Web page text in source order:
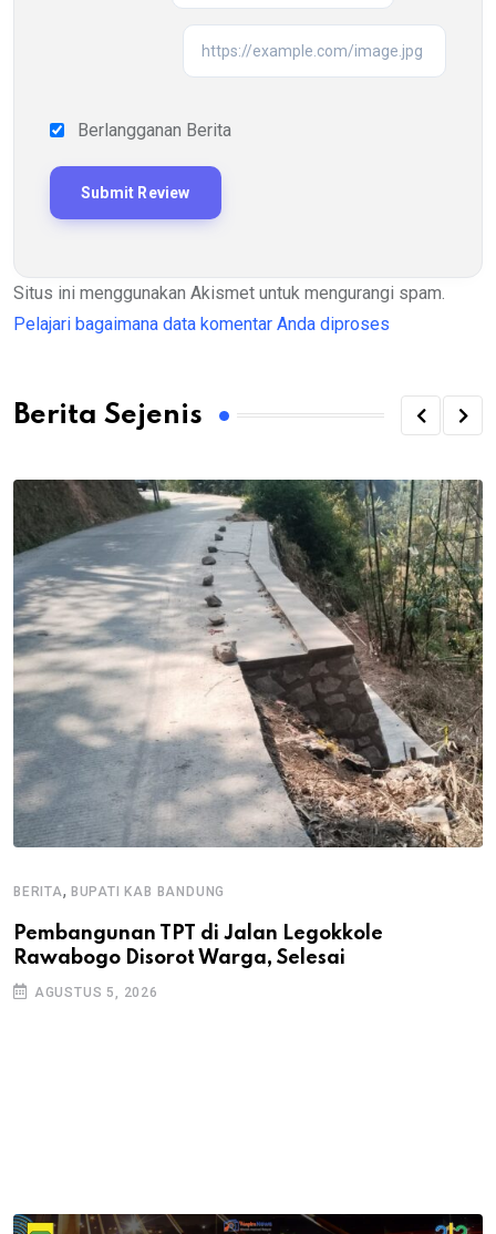
Berlangganan Berita
Situs ini menggunakan Akismet untuk mengurangi spam.
Pelajari bagaimana data komentar Anda diproses
Berita Sejenis
BERITA, BUPATI KAB BANDUNG
Pembangunan TPT di Jalan Legokkole
Rawabogo Disorot Warga, Selesai
AGUSTUS 5, 2026